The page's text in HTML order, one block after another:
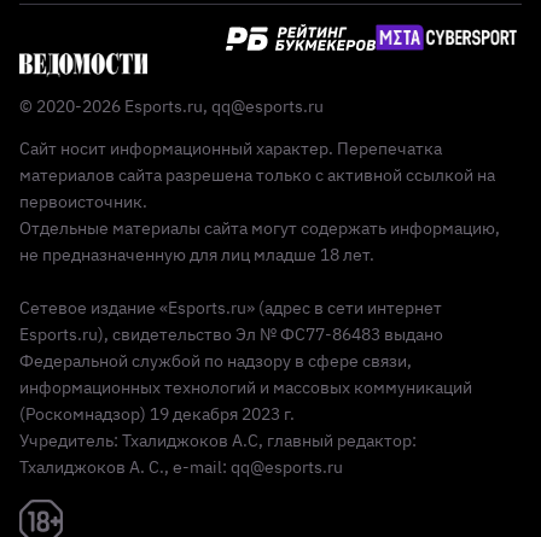
Реклама 18+
© 2020-2026 Esports.ru, qq@esports.ru
Сайт носит информационный характер. Перепечатка
материалов сайта разрешена только с активной ссылкой на
первоисточник.
Отдельные материалы сайта могут содержать информацию,
не предназначенную для лиц младше 18 лет.
Сетевое издание «Esports.ru» (адрес в сети интернет
Esports.ru), свидетельство Эл № ФС77-86483 выдано
Федеральной службой по надзору в сфере связи,
информационных технологий и массовых коммуникаций
(Роскомнадзор) 19 декабря 2023 г.
Учредитель: Тхалиджоков А.С, главный редактор:
Тхалиджоков А. С., e-mail: qq@esports.ru